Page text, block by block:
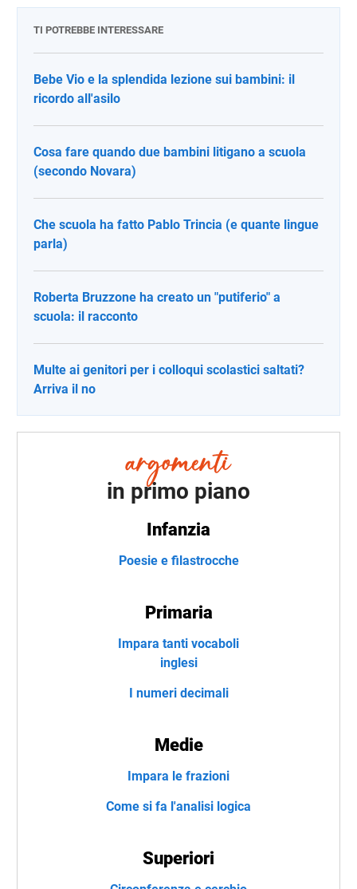
TI POTREBBE INTERESSARE
Bebe Vio e la splendida lezione sui bambini: il
ricordo all'asilo
Cosa fare quando due bambini litigano a scuola
(secondo Novara)
Che scuola ha fatto Pablo Trincia (e quante lingue
parla)
Roberta Bruzzone ha creato un "putiferio" a
scuola: il racconto
Multe ai genitori per i colloqui scolastici saltati?
Arriva il no
in primo piano
Infanzia
Poesie e filastrocche
Primaria
Impara tanti vocaboli
inglesi
I numeri decimali
Medie
Impara le frazioni
Come si fa l'analisi logica
Superiori